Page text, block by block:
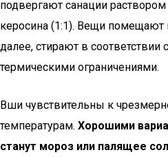
подвергают санации
керосина (1:1). Вещи помещают
далее, стирают в
термическими ограничениями.
Вши чувствительны к
температурам. Хорошими
станут мороз или палящее